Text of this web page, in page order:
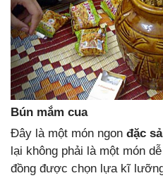
Bún mắm cua
Đây là một món ngon đặc
lại không phải là một món
đồng được chọn lựa kĩ